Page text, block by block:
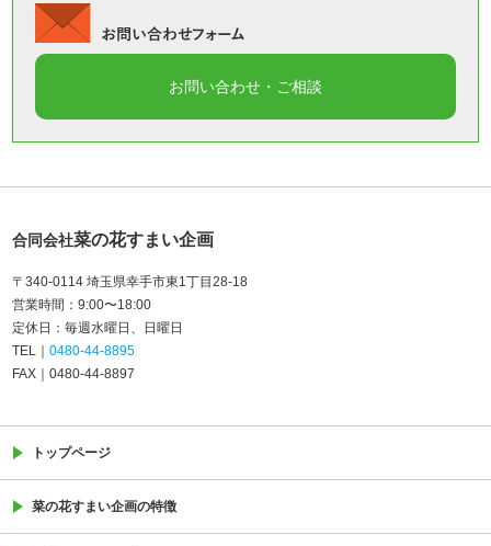
合同会社菜の花すまい企画
〒340-0114 埼玉県幸手市東1丁目28-18
営業時間
9:00〜18:00
定休日
毎週水曜日
日曜日
TEL
0480-44-8895
FAX
0480-44-8897
トップページ
菜の花すまい企画の特徴